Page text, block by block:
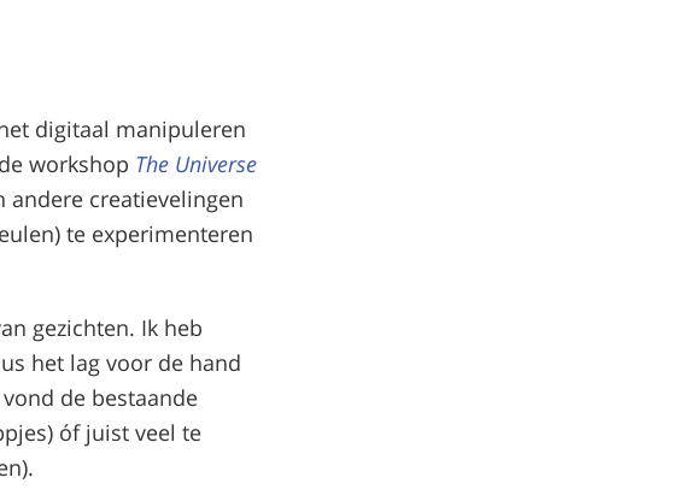
digitaal manipuleren
workshop The Universe
andere creatievelingen
te experimenteren
gezichten. Ik heb
het lag voor de hand
de bestaande
óf juist veel te